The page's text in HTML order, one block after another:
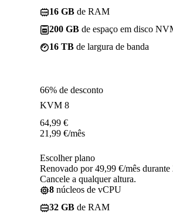
16 GB de RAM
200 GB de espaço em disco
16 TB de largura de banda
66% de desconto
KVM 8
64,99 €
21,99 €/mês
Escolher plano
Renovado por 49,99 €/mês durante
Cancele a qualquer altura.
8 núcleos de vCPU
32 GB de RAM